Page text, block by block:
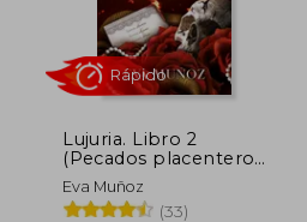
dcto.
Lujuria. Libro 2
(Pecados placenteros
2)
Eva Muñoz
(33)